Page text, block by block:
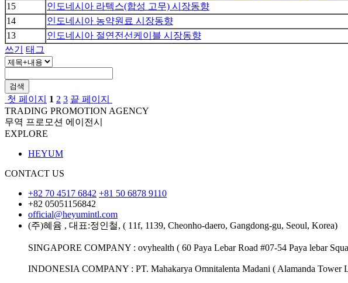
15
인도네시아 라텍스(합성 고무) 시장동향
14
인도네시아 농약원료 시장동향
13
인도네시아 절연전선케이블 시장동향
쓰기
태그
검색
첫 페이지 1 2 3 끝 페이지
TRADING PROMOTION AGENCY
무역 프로모션 에이전시
EXPLORE
HEYUM
CONTACT US
+82 70 4517 6842 +81 50 6878 9110
+82 05051156842
official@heyumintl.com
(주)혜윰 , 대표:정인철, ( 11f, 1139, Cheonho-daero, Gangdong-gu, Seoul, Korea)
SINGAPORE COMPANY : ovyhealth ( 60 Paya Lebar Road #07-54 Paya lebar
INDONESIA COMPANY : PT. Mahakarya Omnitalenta Madani ( Alamanda